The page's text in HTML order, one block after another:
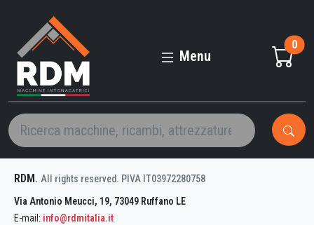
BATTIPAV,
SUPPORTO
UNIVERSALE
PER
PIASTRELLE
Menu
0
RDM. All rights reserved. PIVA IT03972280758
Via Antonio Meucci, 19, 73049 Ruffano LE
E-mail: info@rdmitalia.it